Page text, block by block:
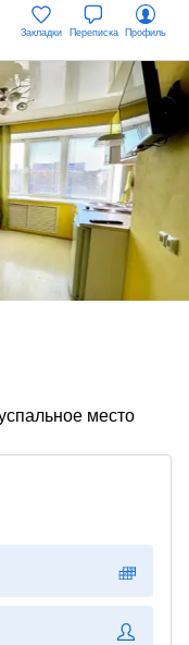
Закладки Переписка Профиль
место